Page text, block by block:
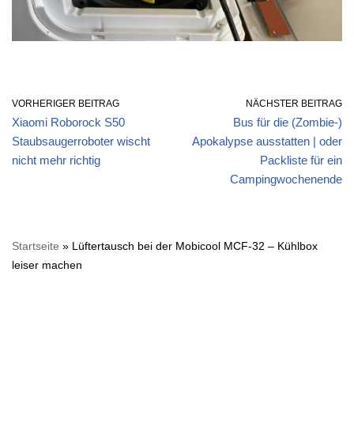
VORHERIGER BEITRAG
Xiaomi Roborock S50
Staubsaugerroboter wischt
nicht mehr richtig
NÄCHSTER BEITRAG
Bus für die (Zombie-)
Apokalypse ausstatten | oder
Packliste für ein
Campingwochenende
Startseite » Lüftertausch bei der Mobicool MCF-32 – Kühlbox
leiser machen